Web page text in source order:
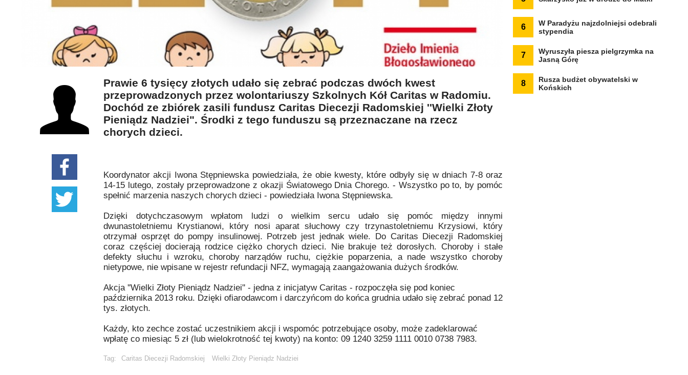
Prawie 6 tysięcy złotych udało się zebrać podczas dwóch kwest
przeprowadzonych przez wolontariuszy Szkolnych Kół Caritas w Radomiu.
Dochód ze zbiórek zasili fundusz Caritas Diecezji Radomskiej ''Wielki Złoty
Pieniądz Nadziei". Środki z tego funduszu są przeznaczane na rzecz
chorych dzieci.
Koordynator akcji Iwona Stępniewska powiedziała, że obie kwesty, które odbyły się w dniach 7-8 oraz
14-15 lutego, zostały przeprowadzone z okazji Światowego Dnia Chorego. - Wszystko po to, by pomóc
spełnić marzenia naszych chorych dzieci - powiedziała Iwona Stępniewska.
Dzięki dotychczasowym wpłatom ludzi o wielkim sercu udało się pomóc między innymi
dwunastoletniemu Krystianowi, który nosi aparat słuchowy czy trzynastoletniemu Krzysiowi, który
otrzymał osprzęt do pompy insulinowej. Potrzeb jest jednak wiele. Do Caritas Diecezji Radomskiej
coraz częściej docierają rodzice ciężko chorych dzieci. Nie brakuje też dorosłych. Choroby i stałe
defekty słuchu i wzroku, choroby narządów ruchu, ciężkie poparzenia, a nade wszystko choroby
nietypowe, nie wpisane w rejestr refundacji NFZ, wymagają zaangażowania dużych środków.
Akcja ''Wielki Złoty Pieniądz Nadziei'' - jedna z inicjatyw Caritas - rozpoczęła się pod koniec
października 2013 roku. Dzięki ofiarodawcom i darczyńcom do końca grudnia udało się zebrać ponad 12
tys. złotych.
Każdy, kto zechce zostać uczestnikiem akcji i wspomóc potrzebujące osoby, może zadeklarować
wpłatę co miesiąc 5 zł (lub wielokrotność tej kwoty) na konto: 09 1240 3259 1111 0010 0738 7983.
Tag: Caritas Diecezji Radomskiej Wielki Złoty Pieniądz Nadziei
6
W Paradyżu najzdolniejsi odebrali
stypendia
7
Wyruszyła piesza pielgrzymka na
Jasną Górę
8
Rusza budżet obywatelski w
Końskich